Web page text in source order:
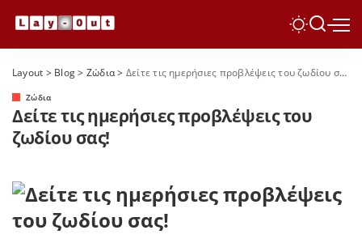
Layout > Blog> Ζώδια> Δείτε τις ημερήσιες προβλέψεις του ζωδίου σας!
Ζώδια
Δείτε τις ημερήσιες προβλέψεις του
ζωδίου σας!